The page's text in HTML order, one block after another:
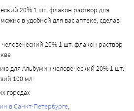
нарушении герметичности
утечки препарат
для парентерального
должны визуально
механических включений и
раствора и материал
сделать Препарат Альбумин
20% 1 шт. флакон раствор для
в удобной для вас аптеке, сделав
20% 1 шт. флакон раствор
для Альбумин человеческий 20% 1 шт.
100 мл
городах
в Санкт-Петербурге